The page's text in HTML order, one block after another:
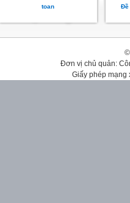
toan Đề
Đơn vị chủ quản:
Giấy phép mạng